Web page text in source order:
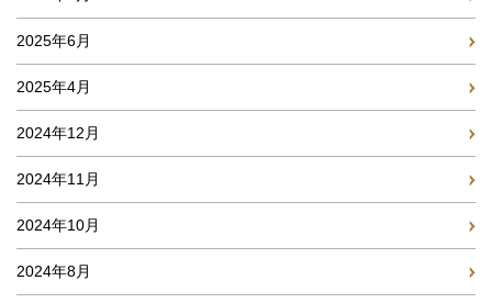
2025年6月
2025年4月
2024年12月
2024年11月
2024年10月
2024年8月